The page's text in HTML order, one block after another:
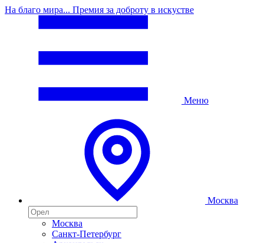
На благо мира... Премия за доброту в искустве
Меню
Москва
Москва
Санкт-Петербург